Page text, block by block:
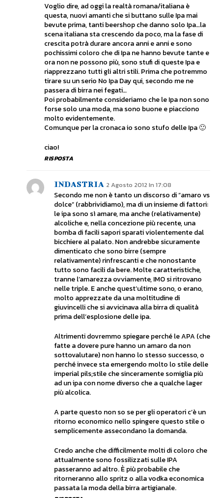
Voglio dire, ad oggi la realtà romana/italiana è
questa, nuovi amanti che si buttano sulle Ipa mai
bevute prima, tanti beershop che danno solo Ipa…la
scena italiana sta crescendo da poco, ma la fase di
crescita potrà durare ancora anni e anni e sono
pochissimi coloro che di Ipa ne hanno bevute tante e
ora non ne possono più, sono stufi di queste Ipa e
riapprezzano tutti gli altri stili. Prima che potremmo
tirare su un serio No Ipa Day qui, secondo me ne
passera di birra nei fegati…
Poi probabilmente consideriamo che le Ipa non sono
forse solo una moda, ma sono buone e piacciono
molto evidentemente.
Comunque per la cronaca io sono stufo delle Ipa 🙂
ciao!
RISPOSTA
INDASTRIA 2 Agosto 2012 In 17:08
Secondo me non è tanto un discorso di “amaro vs
dolce” (rabbrividiamo), ma di un insieme di fattori:
le ipa sono sì amare, ma anche (relativamente)
alcoliche e, nella concezione più recente, una
bomba di facili sapori sparati violentemente dal
bicchiere al palato. Non andrebbe sicuramente
dimenticato che sono birre (sempre
relativamente) rinfrescanti e che nonostante
tutto sono facili da bere. Molte caratteristiche,
tranne l’amarezza ovviamente, IMO si ritrovano
nelle triple. E anche quest’ultime sono, o erano,
molto apprezzate da una moltitudine di
giuvincelli che si avvicinava alla birra di qualità
prima dell’esplosione delle ipa.
Altrimenti dovremmo spiegare perché le APA (che
fatte a dovere pure hanno un amaro da non
sottovalutare) non hanno lo stesso successo, o
perché invece sta emergendo molto lo stile delle
imperial pils;stile che sinceramente somiglia più
ad un ipa con nome diverso che a qualche lager
più alcolica.
A parte questo non so se per gli operatori c’è un
ritorno economico nello spingere questo stile o
semplicemente assecondano la domanda.
Credo anche che difficilmente molti di coloro che
attualmente sono fossilizzati sulle IPA
passeranno ad altro. È più probabile che
ritorneranno allo spritz o alla vodka economica
passata la moda della birra artigianale.